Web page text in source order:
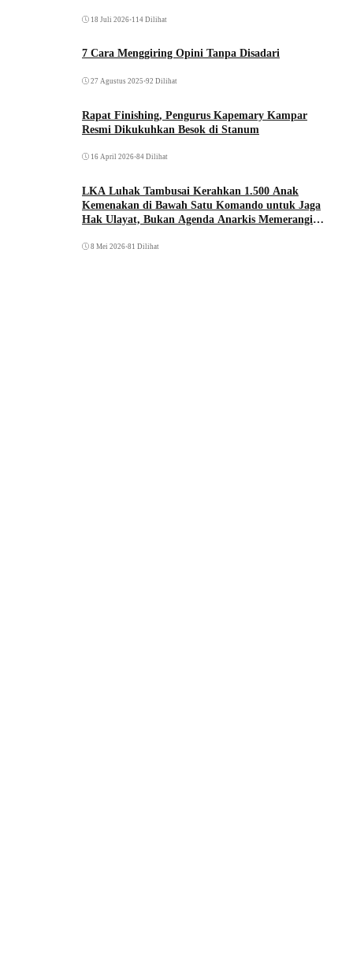
18 Juli 2026•114 Dilihat
7 Cara Menggiring Opini Tanpa Disadari
27 Agustus 2025 •92 Dilihat
Rapat Finishing, Pengurus Kapemary Kampar
Resmi Dikukuhkan Besok di Stanum
16 April 2026•84 Dilihat
LKA Luhak Tambusai Kerahkan 1.500 Anak
Kemenakan di Bawah Satu Komando untuk Jaga
Hak Ulayat, Bukan Agenda Anarkis Memerangi
8 Mei 2026•81 Dilihat